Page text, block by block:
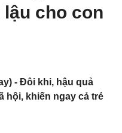
cho con
- Đôi khi, hậu quả
hội, khiến ngay cả trẻ